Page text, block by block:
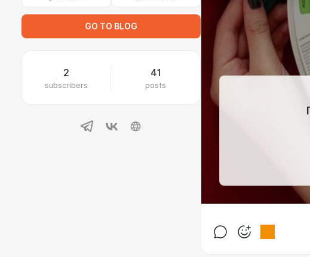
GO TO BLOG
2
subscribers
41
posts